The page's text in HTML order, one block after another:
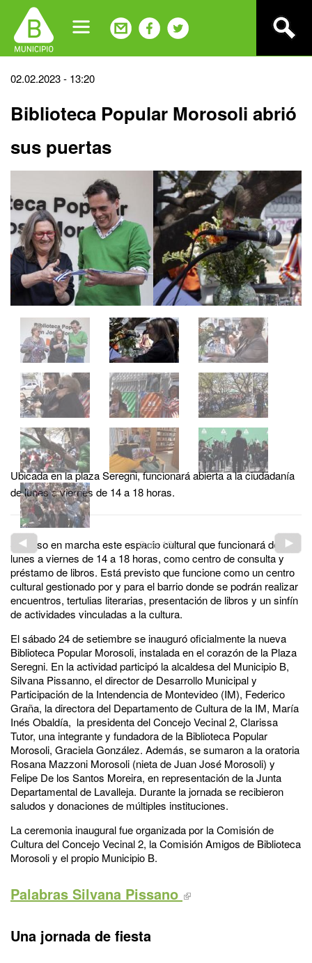
navigation
Back
top
02.02.2023 - 13:20
Biblioteca Popular Morosoli abrió
sus puertas
2de10
Ubicada en la plaza Seregni, funcionará abierta a la ciudadanía
de lunes a viernes de 14 a 18 horas.
Se puso en marcha este espacio cultural que funcionará de
lunes a viernes de 14 a 18 horas, como centro de consulta y
préstamo de libros. Está previsto que funcione como un centro
cultural gestionado por y para el barrio donde se podrán realizar
encuentros, tertulias literarias, presentación de libros y un sinfín
de actividades vinculadas a la cultura.
El sábado 24 de setiembre se inauguró oficialmente la nueva
Biblioteca Popular Morosoli, instalada en el corazón de la Plaza
Seregni. En la actividad participó la alcaldesa del Municipio B,
Silvana Pissanno, el director de Desarrollo Municipal y
Participación de la Intendencia de Montevideo (IM), Federico
Graña, la directora del Departamento de Cultura de la IM, María
Inés Obaldía, la presidenta del Concejo Vecinal 2, Clarissa
Tutor, una integrante y fundadora de la Biblioteca Popular
Morosoli, Graciela González. Además, se sumaron a la oratoria
Rosana Mazzoni Morosoli (nieta de Juan José Morosoli) y
Felipe De los Santos Moreira, en representación de la Junta
Departamental de Lavalleja. Durante la jornada se recibieron
saludos y donaciones de múltiples instituciones.
La ceremonia inaugural fue organizada por la Comisión de
Cultura del Concejo Vecinal 2, la Comisión Amigos de Biblioteca
Morosoli y el propio Municipio B.
Palabras Silvana Pissano
Una jornada de fiesta